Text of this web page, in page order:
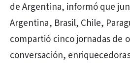
de Argentina, informó que
Argentina, Brasil, Chile,
compartió cinco jornadas de
conversación,